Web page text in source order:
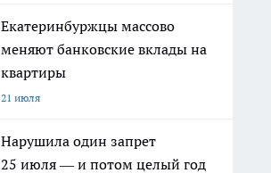
Екатеринбуржцы массово
меняют банковские вклады на
квартиры
21 июля
Нарушила один запрет
25 июля — и потом целый год